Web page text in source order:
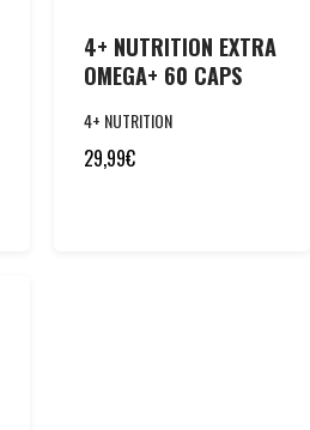
4+ NUTRITION EXTRA
OMEGA+ 60 CAPS
4+ NUTRITION
29,99€